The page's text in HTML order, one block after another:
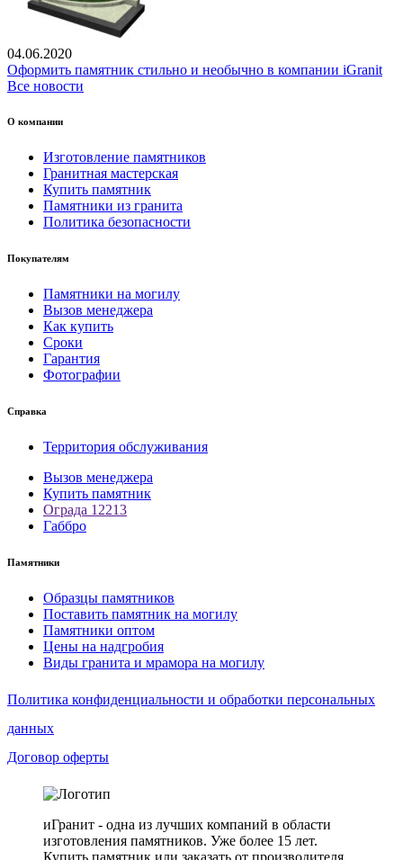
04.06.2020
Оформить памятник стильно и необычно в компании iGranit
Все новости
О компании
Изготовление памятников
Гранитная мастерская
Купить памятник
Памятники из гранита
Политика безопасности
Покупателям
Памятники на могилу
Вызов менеджера
Как купить
Сроки
Гарантия
Фотографии
Справка
Территория обслуживания
Вызов менеджера
Купить памятник
Ограда 12213
Габбро
Памятники
Образцы памятников
Поставить памятник на могилу
Памятники оптом
Цены на надгробия
Виды гранита и мрамора на могилу
Политика конфиденциальности и обработки персональных
данных
Договор оферты
иГранит - одна из лучших компаний в области
изготовления памятников. Уже более 15 лет.